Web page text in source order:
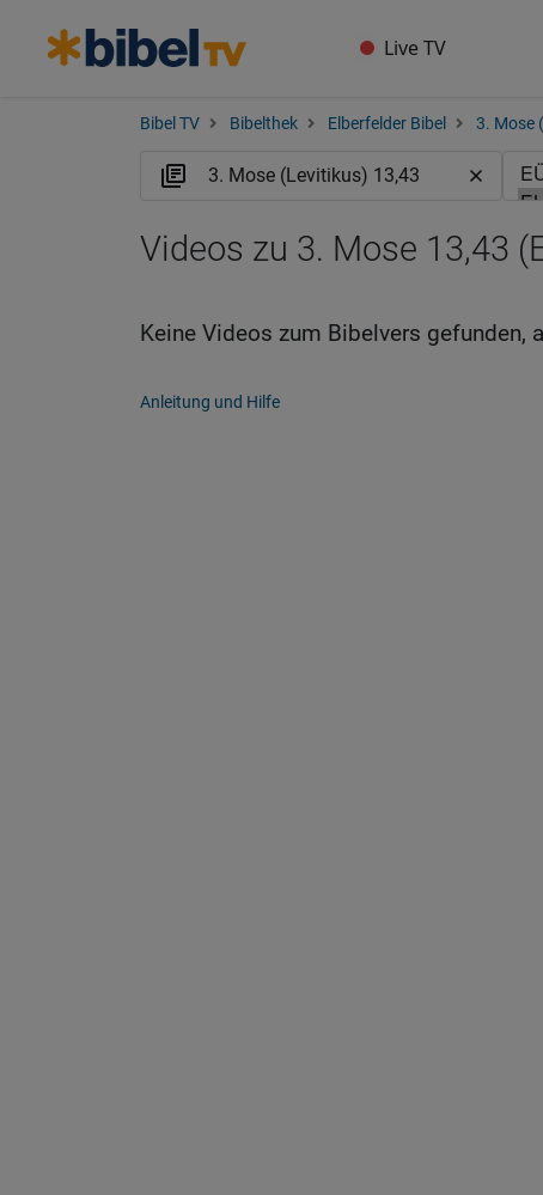
Live TV
Bibel TV Bibelthek Elberfelder Bibel 3. Mose
Videos zu 3. Mose 13,43
Keine Videos zum Bibelvers gefunden,
Anleitung und Hilfe